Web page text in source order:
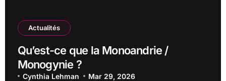
Actualités
Qu’est-ce que la Monoandrie /
Monogynie ?
Cynthia Lehman Mar 29, 2026